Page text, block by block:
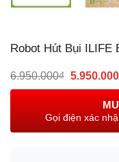
Robot Hút Bụi ILIFE
6.950.000₫ Giá
5.950.000
Gọi điện xác